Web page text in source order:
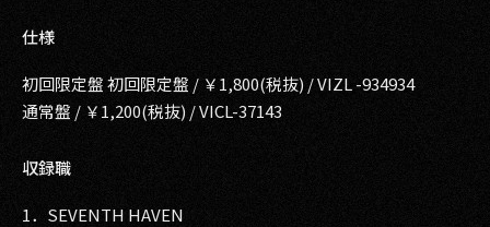
仕様
初回限定盤 初回限定盤 / ￥1,800(税抜) / VIZL -934934
通常盤 / ￥1,200(税抜) / VICL-37143
収録職
1．SEVENTH HAVEN